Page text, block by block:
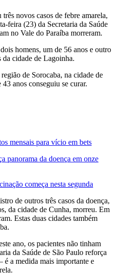
novos casos de febre amarela,
feira (23) da Secretaria da Saúde
no Vale do Paraíba morreram.
homens, um de 56 anos e outro
da cidade de Lagoinha.
de Sorocaba, na cidade de
anos conseguiu se curar.
mensais para vício em bets
panorama da doença em onze
começa nesta segunda
de outros três casos da doença,
da cidade de Cunha, morreu. Em
Estas duas cidades também
ano, os pacientes não tinham
da Saúde de São Paulo reforça
a medida mais importante e